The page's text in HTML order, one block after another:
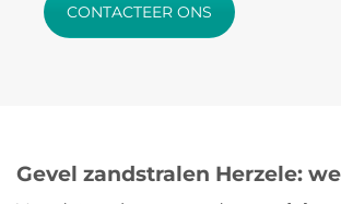
CONTACTEER ONS
Gevel zandstralen Herzele: